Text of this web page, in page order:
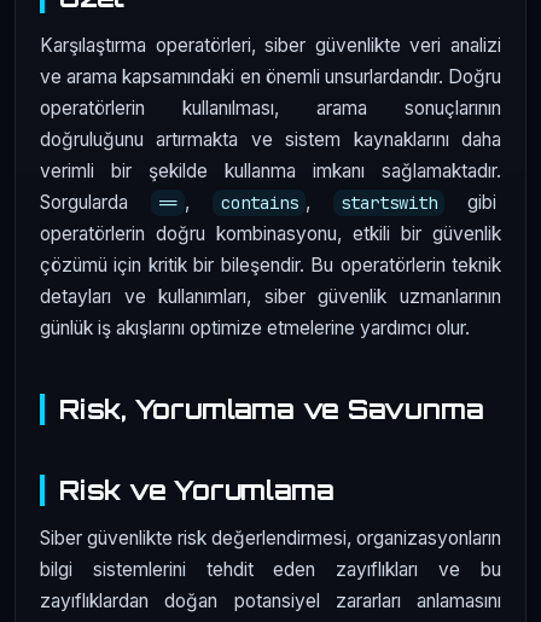
Karşılaştırma operatörleri, siber güvenlikte veri analizi
ve arama kapsamındaki en önemli unsurlardandır. Doğru
operatörlerin kullanılması, arama sonuçlarının
doğruluğunu artırmakta ve sistem kaynaklarını daha
verimli bir şekilde kullanma imkanı sağlamaktadır.
Sorgularda
== , contains , startswith
gibi
operatörlerin doğru kombinasyonu, etkili bir güvenlik
çözümü için kritik bir bileşendir. Bu operatörlerin teknik
detayları ve kullanımları, siber güvenlik uzmanlarının
günlük iş akışlarını optimize etmelerine yardımcı olur.
Risk, Yorumlama ve Savunma
Risk ve Yorumlama
Siber güvenlikte risk değerlendirmesi, organizasyonların
bilgi sistemlerini tehdit eden zayıflıkları ve bu
zayıflıklardan doğan potansiyel zararları anlamasını